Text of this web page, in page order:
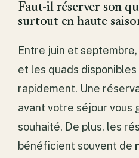
Faut-il réserver son
surtout en haute
Entre juin et
et les quads
rapidement. Une
avant votre séjour vous
souhaité. De plus, les
bénéficient souvent de